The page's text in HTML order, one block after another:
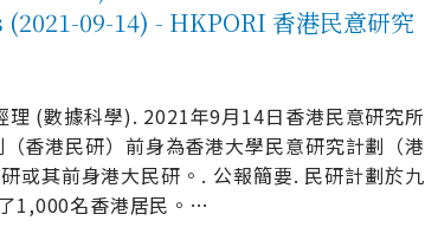
09-14) - HKPORI 香港民意研究
(數據科學). 2021年9月14日香港民意研究所
香港民研）前身為香港大學民意研究計劃（港
或其前身港大民研。. 公報簡要. 民研計劃於九
1,000名香港居民。 …